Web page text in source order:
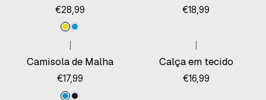
€28,99 €18,99
Camisola de Malha
€17,99
Calça em tecido
€16,99